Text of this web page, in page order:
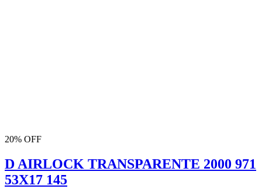
20% OFF
D AIRLOCK TRANSPARENTE 2000 971
53X17 145